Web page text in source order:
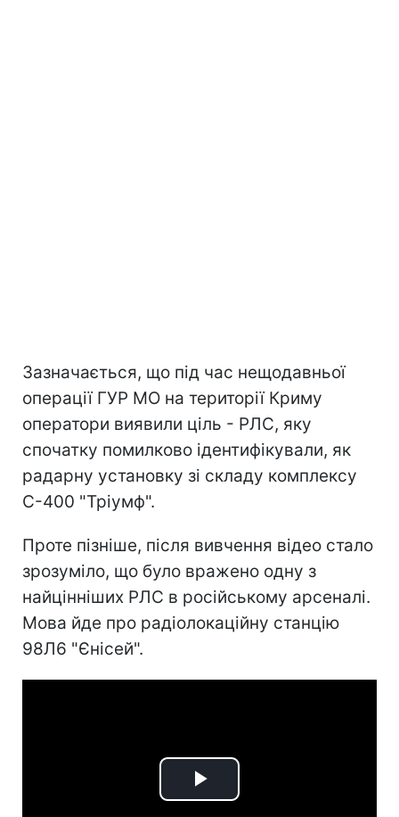
Зазначається, що під час нещодавньої
операції ГУР МО на території Криму
оператори виявили ціль - РЛС, яку
спочатку помилково ідентифікували, як
радарну установку зі складу комплексу
С-400 "Тріумф".
Проте пізніше, після вивчення відео стало
зрозуміло, що було вражено одну з
найцінніших РЛС в російському арсеналі.
Мова йде про радіолокаційну станцію
98Л6 "Єнісей".
Play